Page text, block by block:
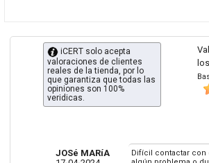
iCERT solo acepta
valoraciones de clientes
reales de la tienda, por lo
que garantiza que todas las
opiniones son 100%
veridicas.
JOSé MARíA
Difícil contactar con